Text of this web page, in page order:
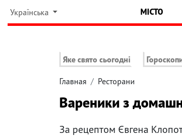
Українська МІСТО
Яке свято сьогодні
Главная Ресторани
Вареники з
За рецептом Євгена